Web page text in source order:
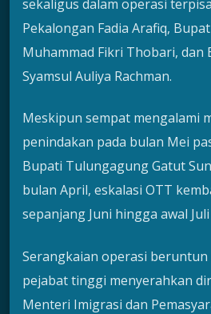
sekaligus dalam operasi
Pekalongan Fadia Arafiq,
Muhammad Fikri Thobari, dan
Syamsul Auliya Rachman.
Meskipun sempat mengalami
penindakan pada bulan Mei
Bupati Tulungagung Gatut
bulan April, eskalasi OTT
sepanjang Juni hingga awal
Serangkaian operasi beruntun
pejabat tinggi menyerahkan
Menteri Imigrasi dan